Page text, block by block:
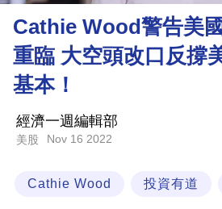
理
財
商
科
技
場
Cathie Wood警告美
重臨 大空頭改口反撐
基本！
經濟一週編輯部
美股 Nov 16 2022
Cathie Wood 投資有道